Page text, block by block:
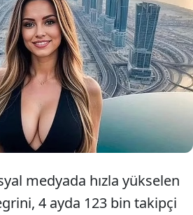
yapay zeka teknolojisi hız
yapay zekayla yaratılan
ilgi de giderek artıyor.
medyada hızla yükselen
4 ayda 123 bin takipçi